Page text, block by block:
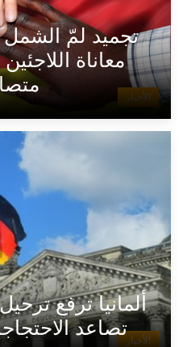
الأخبار
تجميد لمّ الشمل
معاناة
الأخبار
ألمانيا ترفع
تصاعد